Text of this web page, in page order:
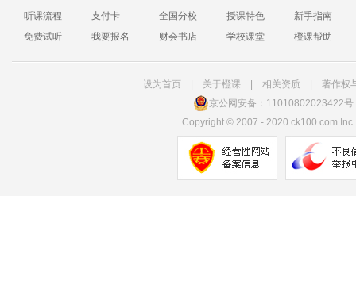
听课流程 支付卡 全国分校 授课特色
新手指南
免费试听
我要报名 财会书店 学校课堂 橙课帮助
设为首页| 关于橙课| 相关资质
著作权
京公网安备：11010802023422号
Copyright ©2007 - 2020 ck100.com